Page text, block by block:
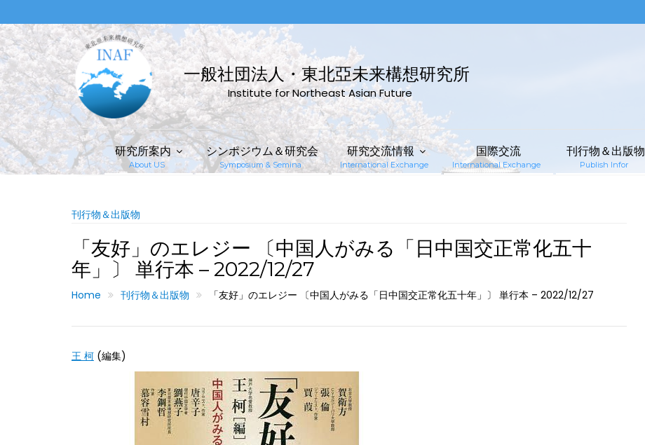
to
content
一般社団法人・東北亞未来構想研究所
Institute for Northeast Asian Future
About US
研究所案内
Symposium & Semina
シンポジウム＆研究会
International Exchange
研究交流情報
International Exchange
国際交流
Publish Infor
刊行物＆出版物
刊行物＆出版物
「友好」のエレジー 〔中国人がみる「日中国交正常化五十
年」〕 単行本 – 2022/12/27
Home 刊行物＆出版物 「友好」のエレジー 〔中国人がみる「日中国交正常化五十年」〕 単行本 – 2022/12/27
王 柯 (編集)